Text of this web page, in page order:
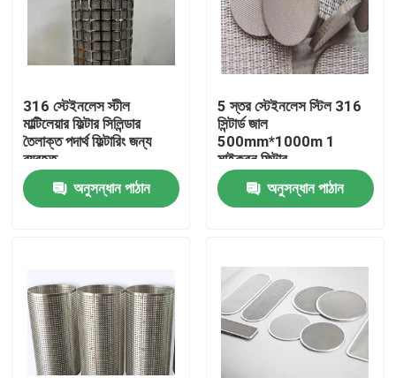
পণ্য
আমাদের সম্বন্ধে
316 স্টেইনলেস স্টীল
মাল্টিলেয়ার ফিল্টার সিলিন্ডার
তৈলাক্ত পদার্থ ফিল্টারিং জন্য
ব্যবহৃত
অনুসন্ধান পাঠান
5 স্তর স্টেইনলেস স্টিল 316
সিন্টার্ড জাল
500mm*1000m 1
মাইক্রন ফিল্টার
অনুসন্ধান পাঠান